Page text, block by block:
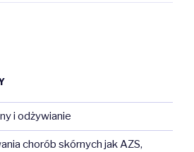
i odżywianie
chorób skórnych jak AZS,